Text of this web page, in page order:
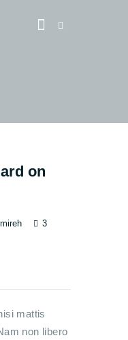
on
3
mattis
non libero